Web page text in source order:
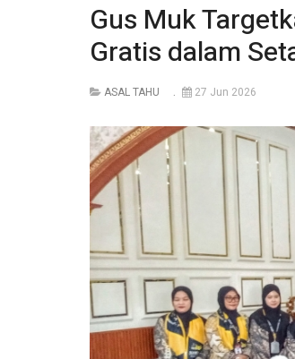
Gus Muk
Gratis dalam
ASAL TAHU 27 Jun 2026